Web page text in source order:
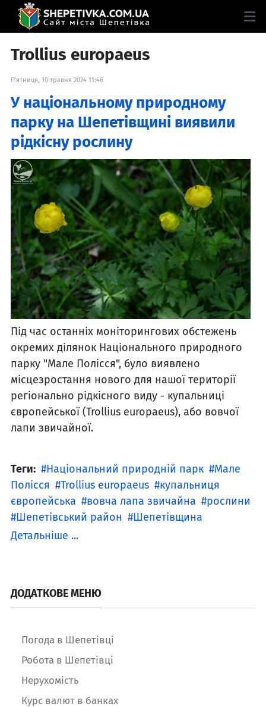
Trollius europaeus
П'ятниця, 10 травня 2024 11:46
У національному природному
парку на Шепетівщині виявили
рідкісну рослину
Під час останніх моніторингових обстежень
окремих ділянок Національного природного
парку "Мале Полісся", було виявлено
місцезростання нового для нашої території
регіонально рідкісного виду - купальниці
європейської (Trollius europaeus), або вовчої
лапи звичайної.
Теги: Національний природній парк
Мале
Полісся
Trollius europaeus
купальниця
європейська
вовча лапа звичайна
рослини
Шепетівський район
Шепетівщина
Детальніше ...
ДОДАТКОВЕ МЕНЮ
Погода в Шепетівці
Робота в Шепетівці
Нерухомість
Курс валют в банках